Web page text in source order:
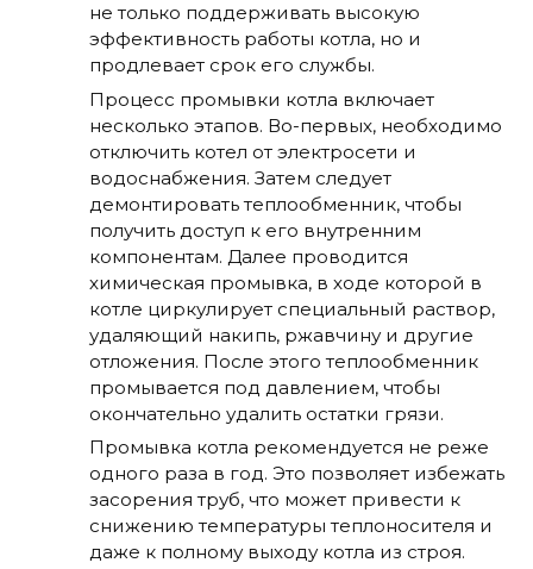
не только поддерживать высокую
эффективность работы котла, но и
продлевает срок его службы.
Процесс промывки котла включает
несколько этапов. Во-первых, необходимо
отключить котел от электросети и
водоснабжения. Затем следует
демонтировать теплообменник, чтобы
получить доступ к его внутренним
компонентам. Далее проводится
химическая промывка, в ходе которой в
котле циркулирует специальный раствор,
удаляющий накипь, ржавчину и другие
отложения. После этого теплообменник
промывается под давлением, чтобы
окончательно удалить остатки грязи.
Промывка котла рекомендуется не реже
одного раза в год. Это позволяет избежать
засорения труб, что может привести к
снижению температуры теплоносителя и
даже к полному выходу котла из строя.